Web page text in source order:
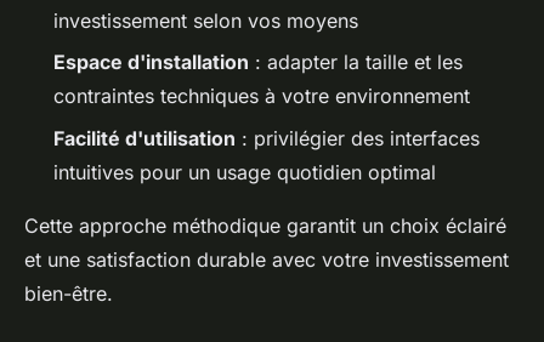
investissement selon vos moyens
Espace d'installation : adapter la taille et les
contraintes techniques à votre environnement
Facilité d'utilisation : privilégier des interfaces
intuitives pour un usage quotidien optimal
Cette approche méthodique garantit un choix éclairé
et une satisfaction durable avec votre investissement
bien-être.